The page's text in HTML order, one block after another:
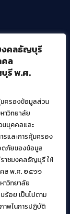
งคลธัญบุรี
คล
รี พ.ศ.
มครองข้อมูลส่วน
าวิทยาลัย
นบุคคลและ
รและการคุ้มครอง
ดภัยของข้อมูล
ราชมงคลธัญบุรี ให้
ล พ.ศ. ๒๕๖๖
าวิทยาลัย
ร้อย เป็นไปตาม
าพในการปฏิบัติ
โดย. มทร.ธัญบุรี
งจักรกลทางการ
เกษตรระดับชุมชน
บบบูรณาการ (1